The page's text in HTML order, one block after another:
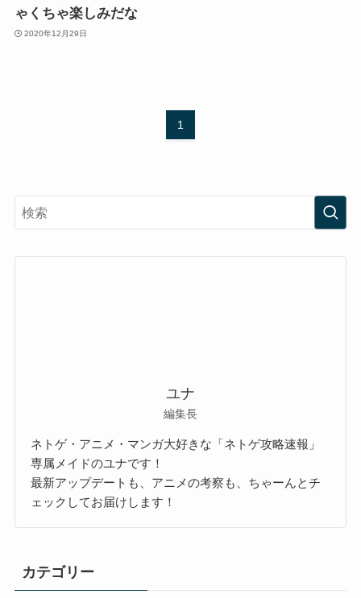
ゃくちゃ楽しみだな
2020年12月29日
1
ユナ
編集長
ネトゲ・アニメ・マンガ大好きな「ネトゲ攻略速報」
専属メイドのユナです！
最新アップデートも、アニメの考察も、ちゃーんとチ
ェックしてお届けします！
カテゴリー